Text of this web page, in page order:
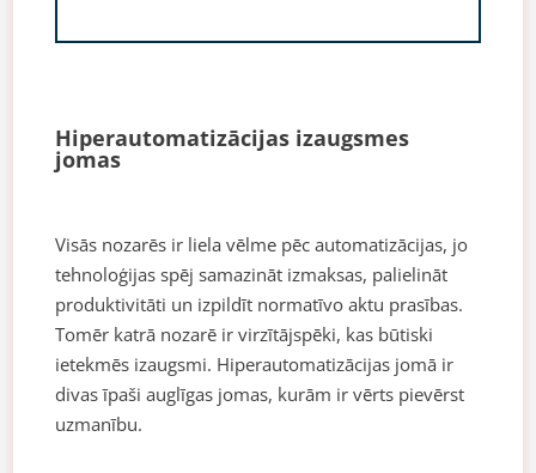
Hiperautomatizācijas izaugsmes
jomas
Visās nozarēs ir liela vēlme pēc automatizācijas, jo
tehnoloģijas spēj samazināt izmaksas, palielināt
produktivitāti un izpildīt normatīvo aktu prasības.
Tomēr katrā nozarē ir virzītājspēki, kas būtiski
ietekmēs izaugsmi. Hiperautomatizācijas jomā ir
divas īpaši auglīgas jomas, kurām ir vērts pievērst
uzmanību.